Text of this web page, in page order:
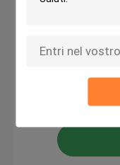
Tagliatrice del
Macchina di